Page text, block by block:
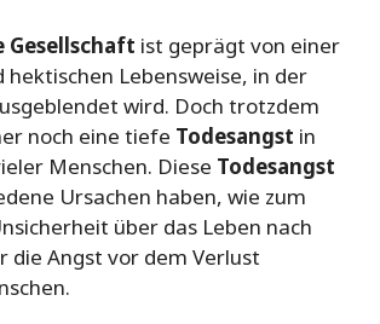
Gesellschaft ist geprägt von einer
hektischen Lebensweise, in der
wird. Doch trotzdem
noch eine tiefe Todesangst in
Menschen. Diese Todesangst
Ursachen haben, wie zum
über das Leben nach
die Angst vor dem Verlust